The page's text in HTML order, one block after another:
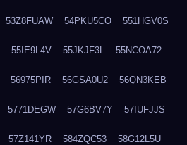
53Z8FUAW 54PKU5CO 551HGV0S
55IE9L4V 55JKJF3L 55NCOA72
56975PIR 56GSA0U2 56QN3KEB
5771DEGW 57G6BV7Y 57IUFJJS
57Z141YR 584ZQC53 58G12L5U